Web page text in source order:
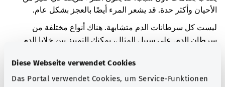
Diese Webseite verwendet Cookies
Das Portal verwendet Cookies, um Service-Funktionen
الأحيان وأكثر حدة. قد يشعر المرء أيضًا بالعجز بشكل عام.
ليست كل سرطانات الدم متشابهة. هناك أنواع مختلفة من
سرطان الدم. على سبيل المثال، يمكنك التمييز بين خلايا الدم
الخلايا المناعية أو خلايا الدم الحمراء.
تمييز آخر هو مسار المرض. هناك أنواع من سرطان الدم تسبب